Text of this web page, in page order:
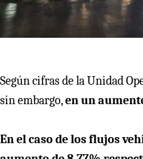
Según cifras de la Unidad
sin embargo,en un
En el caso de los flujos